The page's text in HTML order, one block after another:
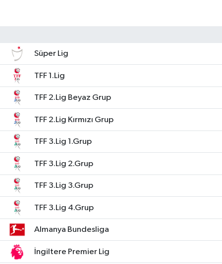
Süper Lig
TFF 1.Lig
TFF 2.Lig Beyaz Grup
TFF 2.Lig Kırmızı Grup
TFF 3.Lig 1.Grup
TFF 3.Lig 2.Grup
TFF 3.Lig 3.Grup
TFF 3.Lig 4.Grup
Almanya Bundesliga
İngiltere Premier Lig